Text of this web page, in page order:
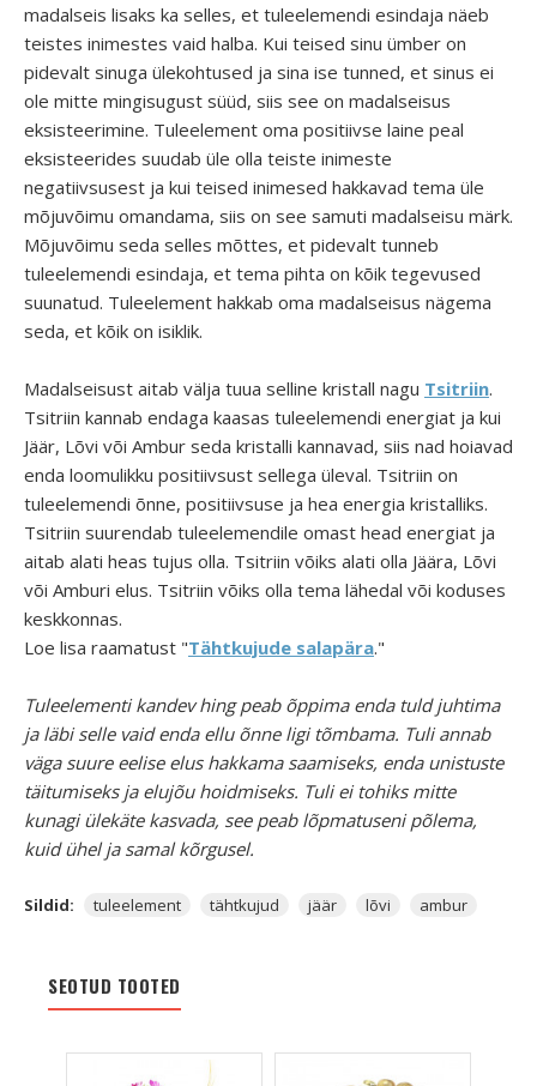
madalseis lisaks ka selles, et tuleelemendi esindaja näeb
teistes inimestes vaid halba. Kui teised sinu ümber on
pidevalt sinuga ülekohtused ja sina ise tunned, et sinus ei
ole mitte mingisugust süüd, siis see on madalseisus
eksisteerimine. Tuleelement oma positiivse laine peal
eksisteerides suudab üle olla teiste inimeste
negatiivsusest ja kui teised inimesed hakkavad tema üle
mõjuvõimu omandama, siis on see samuti madalseisu märk.
Mõjuvõimu seda selles mõttes, et pidevalt tunneb
tuleelemendi esindaja, et tema pihta on kõik tegevused
suunatud. Tuleelement hakkab oma madalseisus nägema
seda, et kõik on isiklik.
Madalseisust aitab välja tuua selline kristall nagu Tsitriin.
Tsitriin kannab endaga kaasas tuleelemendi energiat ja kui
Jäär, Lõvi või Ambur seda kristalli kannavad, siis nad hoiavad
enda loomulikku positiivsust sellega üleval. Tsitriin on
tuleelemendi õnne, positiivsuse ja hea energia kristalliks.
Tsitriin suurendab tuleelemendile omast head energiat ja
aitab alati heas tujus olla. Tsitriin võiks alati olla Jäära, Lõvi
või Amburi elus. Tsitriin võiks olla tema lähedal või koduses
keskkonnas.
Loe lisa raamatust "Tähtkujude salapära."
Tuleelementi kandev hing peab õppima enda tuld juhtima
ja läbi selle vaid enda ellu õnne ligi tõmbama. Tuli annab
väga suure eelise elus hakkama saamiseks, enda unistuste
täitumiseks ja elujõu hoidmiseks. Tuli ei tohiks mitte
kunagi ülekäte kasvada, see peab lõpmatuseni põlema,
kuid ühel ja samal kõrgusel.
Sildid: tuleelement tähtkujud jäär lõvi ambur
SEOTUD TOOTED